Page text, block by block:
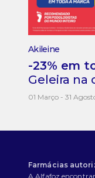
Akileine
-23% em
Geleira na
01 Março - 31
Farmácias
A Alfafoz